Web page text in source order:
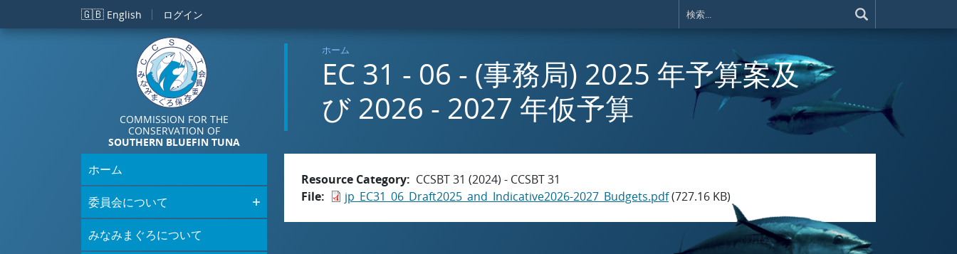
メインコンテンツに移動
🇬🇧 English ログイン
COMMISSION FOR THE
CONSERVATION OF
SOUTHERN BLUEFIN TUNA
ホーム
EC 31 - 06 - (事務局) 2025 年予算案及
び 2026 - 2027 年仮予算
ホーム
委員会について
みなみまぐろについて
Resource Category
CCSBT 31 (2024) - CCSBT 31
File
jp_EC31_06_Draft2025_and_Indicative2026-2027_Budgets.pdf(727.16 KB)